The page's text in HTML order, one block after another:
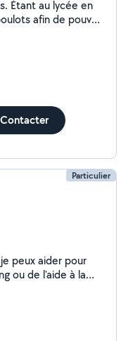
Étant au lycée en
afin de pouvoir
cours d'anglais et
Contacter
Particulier
peux aider pour
ou de l'aide à la